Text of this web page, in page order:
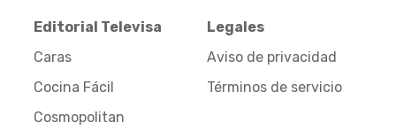
Editorial Televisa
Caras
Cocina Fácil
Cosmopolitan
Legales
Aviso de privacidad
Términos de servicio